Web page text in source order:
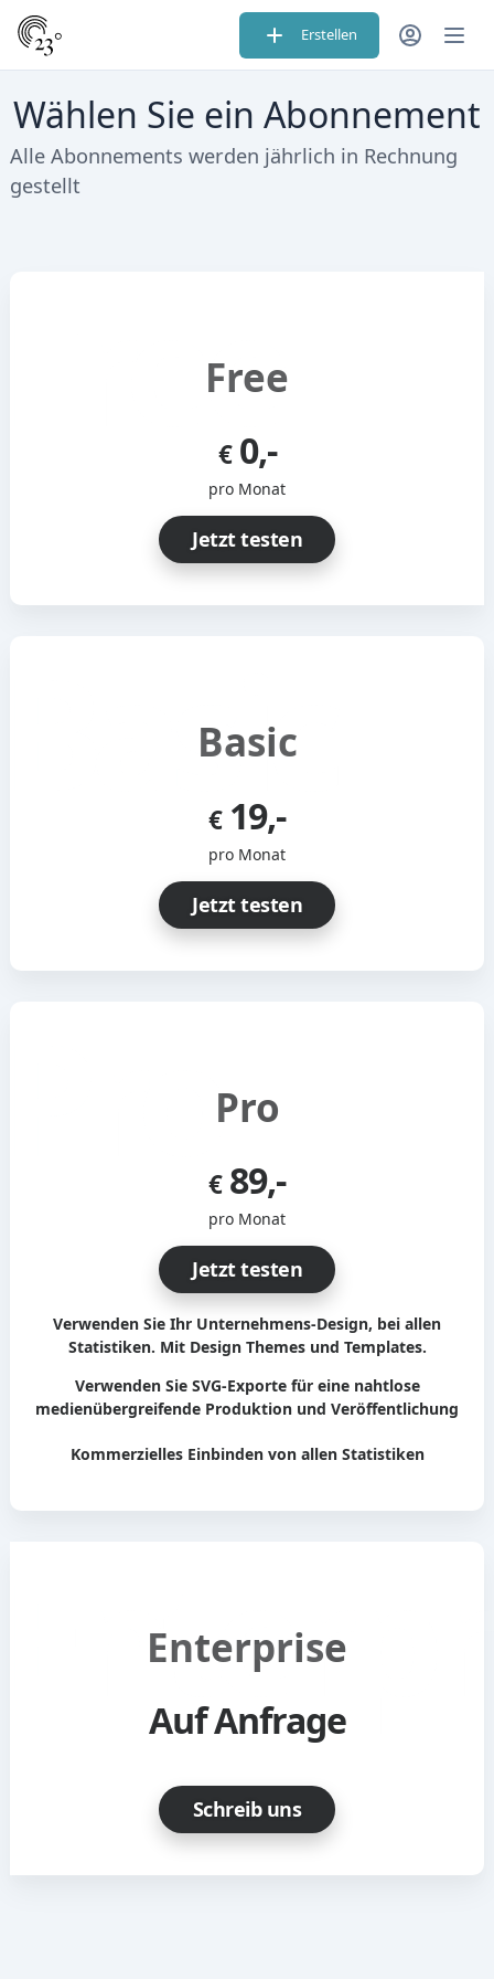
Erstellen
Wählen Sie ein Abonnement
Alle Abonnements werden jährlich in Rechnung
gestellt
Free
€0,-
pro Monat
Jetzt testen
Basic
€19,-
pro Monat
Jetzt testen
Pro
€89,-
pro Monat
Jetzt testen
Verwenden Sie Ihr Unternehmens-Design, bei allen
Statistiken. Mit Design Themes und Templates.
Verwenden Sie SVG-Exporte für eine nahtlose
medienübergreifende Produktion und Veröffentlichung
Kommerzielles Einbinden von allen Statistiken
Enterprise
Auf Anfrage
Schreib uns